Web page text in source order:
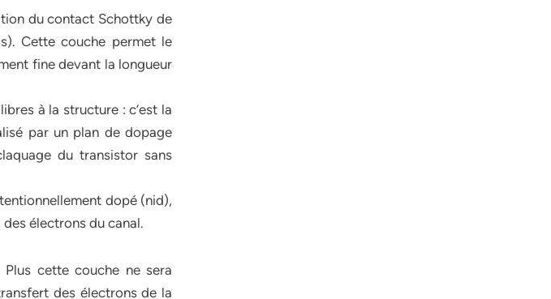
du contact Schottky de
Cette couche permet le
fine devant la longueur
à la structure : c’est la
par un plan de dopage
du transistor sans
dopé (nid),
électrons du canal.
cette couche ne sera
des électrons de la